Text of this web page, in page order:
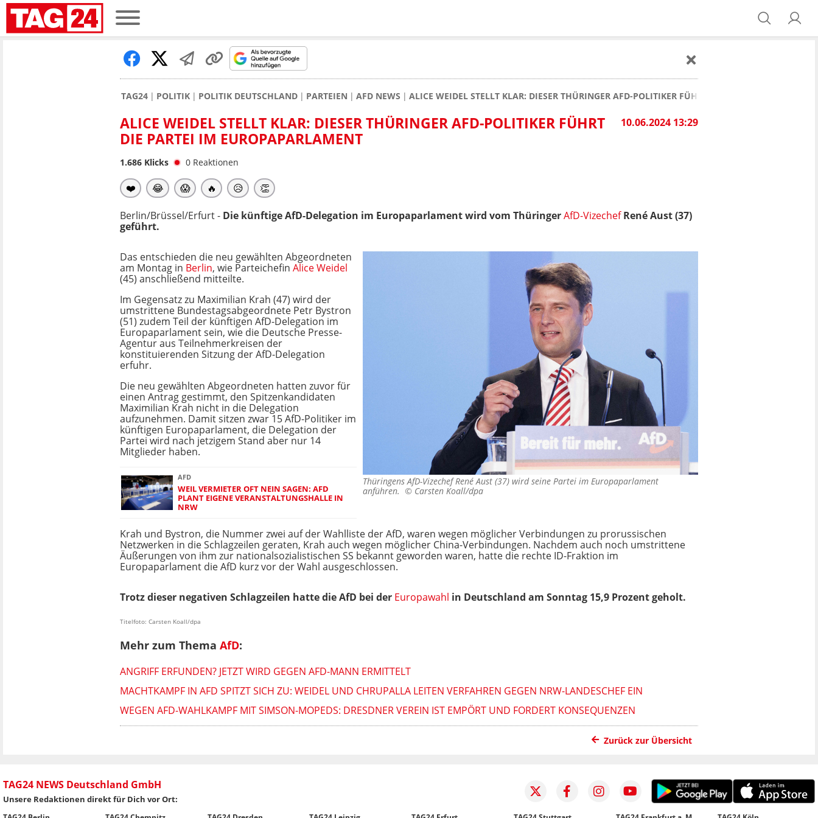
TAG24 POLITIK POLITIK DEUTSCHLAND PARTEIEN AFD NEWS ALICE WEIDEL STELLT KLAR: DIESER THÜRINGER AFD-POLITIKER FÜHRT DIE PARTEI IM
10.06.2024 13:29
ALICE WEIDEL STELLT KLAR: DIESER THÜRINGER AFD-POLITIKER FÜHRT
DIE PARTEI IM EUROPAPARLAMENT
1.686 Klicks 0 Reaktionen
❤️ 😂 😱 🔥 😥 👏
Berlin/Brüssel/Erfurt - Die künftige AfD-Delegation im Europaparlament wird vom ThüringerAfD-VizechefRené Aust (37)
geführt.
Thüringens AfD-Vizechef René Aust (37) wird seine Partei im Europaparlament
anführen. © Carsten Koall/dpa
Das entschieden die neu gewählten Abgeordneten
am Montag in Berlin, wie Parteichefin Alice Weidel
(45) anschließend mitteilte.
Im Gegensatz zu Maximilian Krah (47) wird der
umstrittene Bundestagsabgeordnete Petr Bystron
(51) zudem Teil der künftigen AfD-Delegation im
Europaparlament sein, wie die Deutsche Presse-
Agentur aus Teilnehmerkreisen der
konstituierenden Sitzung der AfD-Delegation
erfuhr.
Die neu gewählten Abgeordneten hatten zuvor für
einen Antrag gestimmt, den Spitzenkandidaten
Maximilian Krah nicht in die Delegation
aufzunehmen. Damit sitzen zwar 15 AfD-Politiker im
künftigen Europaparlament, die Delegation der
Partei wird nach jetzigem Stand aber nur 14
Mitglieder haben.
AFD
WEIL VERMIETER OFT NEIN SAGEN: AFD
PLANT EIGENE VERANSTALTUNGSHALLE IN
NRW
Krah und Bystron, die Nummer zwei auf der Wahlliste der AfD, waren wegen möglicher Verbindungen zu prorussischen
Netzwerken in die Schlagzeilen geraten, Krah auch wegen möglicher China-Verbindungen. Nachdem auch noch umstrittene
Äußerungen von ihm zur nationalsozialistischen SS bekannt geworden waren, hatte die rechte ID-Fraktion im
Europaparlament die AfD kurz vor der Wahl ausgeschlossen.
Trotz dieser negativen Schlagzeilen hatte die AfD bei der Europawahl in Deutschland am Sonntag 15,9 Prozent geholt.
Titelfoto: Carsten Koall/dpa
Mehr zum Thema AfD:
ANGRIFF ERFUNDEN? JETZT WIRD GEGEN AFD-MANN ERMITTELT
MACHTKAMPF IN AFD SPITZT SICH ZU: WEIDEL UND CHRUPALLA LEITEN VERFAHREN GEGEN NRW-LANDESCHEF EIN
WEGEN AFD-WAHLKAMPF MIT SIMSON-MOPEDS: DRESDNER VEREIN IST EMPÖRT UND FORDERT KONSEQUENZEN
Zurück zur Übersicht
TAG24 NEWS Deutschland GmbH
Unsere Redaktionen direkt für Dich vor Ort: